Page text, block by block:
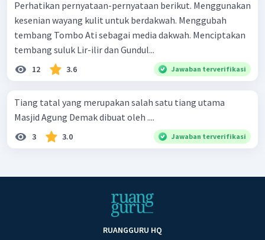
Perhatikan pernyataan-pernyataan berikut. Menggunakan
kesenian wayang kulit untuk berdakwah. Menggubah
tembang Tombo Ati sebagai media dakwah. Menciptakan
tembang suluk Lir-ilir dan Gundul...
12 3.6 Jawaban terverifikasi
Tiang tatal yang merupakan salah satu tiang utama
Masjid Agung Demak dibuat oleh ....
3 3.0 Jawaban terverifikasi
RUANGGURU HQ